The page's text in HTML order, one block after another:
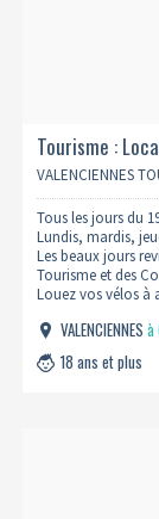
Tourisme :
VALENCIENNES
Tous les jours du
Lundis, mardis,
Les beaux jours
Tourisme et des
Louez vos vélos à
VALENCIENNESà
18 ans et plus